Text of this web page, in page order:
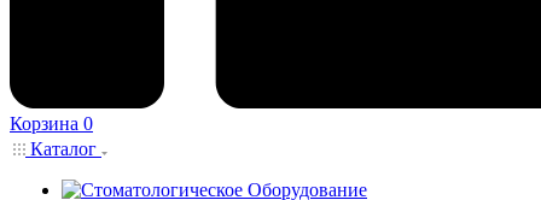
Корзина 0
Каталог